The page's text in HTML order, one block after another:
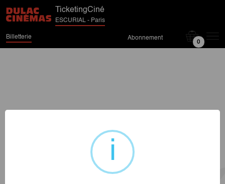
TicketingCiné
ESCURIAL - Paris
Billetterie Abonnement
0